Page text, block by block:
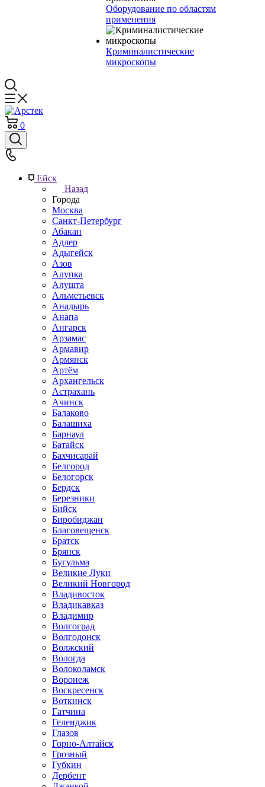
Оборудование по областям
применения
Криминалистические
микроскопы
0
Ейск
Назад
Города
Москва
Санкт-Петербург
Абакан
Адлер
Адыгейск
Азов
Алупка
Алушта
Альметьевск
Анадырь
Анапа
Ангарск
Арзамас
Армавир
Армянск
Артём
Архангельск
Астрахань
Ачинск
Балаково
Балашиха
Барнаул
Батайск
Бахчисарай
Белгород
Белогорск
Бердск
Березники
Бийск
Биробиджан
Благовещенск
Братск
Брянск
Бугульма
Великие Луки
Великий Новгород
Владивосток
Владикавказ
Владимир
Волгоград
Волгодонск
Волжский
Вологда
Волоколамск
Воронеж
Воскресенск
Воткинск
Гатчина
Геленджик
Глазов
Горно-Алтайск
Грозный
Губкин
Дербент